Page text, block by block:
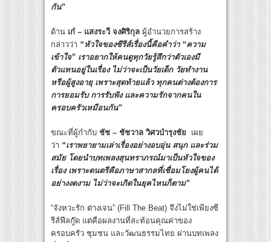
กัน”
ด้าน เก๋ – แสงระวี จงศิริกุล ผู้อำนวยการสร้าง
กล่าวว่า “หัวใจของซีรีส์เรื่องนี้คือคำว่า “ความ
เข้าใจ” เราอยากให้คนดูทุกวัยรู้สึกว่าตัวเองมี
ตัวแทนอยู่ในเรื่อง ไม่ว่าจะเป็นวัยเด็ก วัยทำงาน
หรือผู้สูงอายุ เพราะสุดท้ายแล้ว ทุกคนต่างต้องการ
การยอมรับ การรับฟัง และความรักจากคนใน
ครอบครัวเหมือนกัน”
ขณะที่ผู้กำกับ ชัช – ชัชวาล วิศวบำรุงชัย เผย
ว่า “เราพยายามเล่าเรื่องอย่างอบอุ่น สนุก และร่วม
สมัย โดยนำบทเพลงสุนทราภรณ์มาเป็นหัวใจของ
เรื่อง เพราะดนตรีคือภาษาสากลที่เชื่อมโยงผู้คนได้
อย่างงดงาม ไม่ว่าจะเกิดในยุคไหนก็ตาม”
“จังหวะรัก ต่างเจน” (Fill The Beat) จึงไม่ใช่เพียงซี
รีส์ฟีลกู๊ด แต่คือผลงานที่สะท้อนคุณค่าของ
ครอบครัว ชุมชน และวัฒนธรรมไทย ผ่านบทเพลง